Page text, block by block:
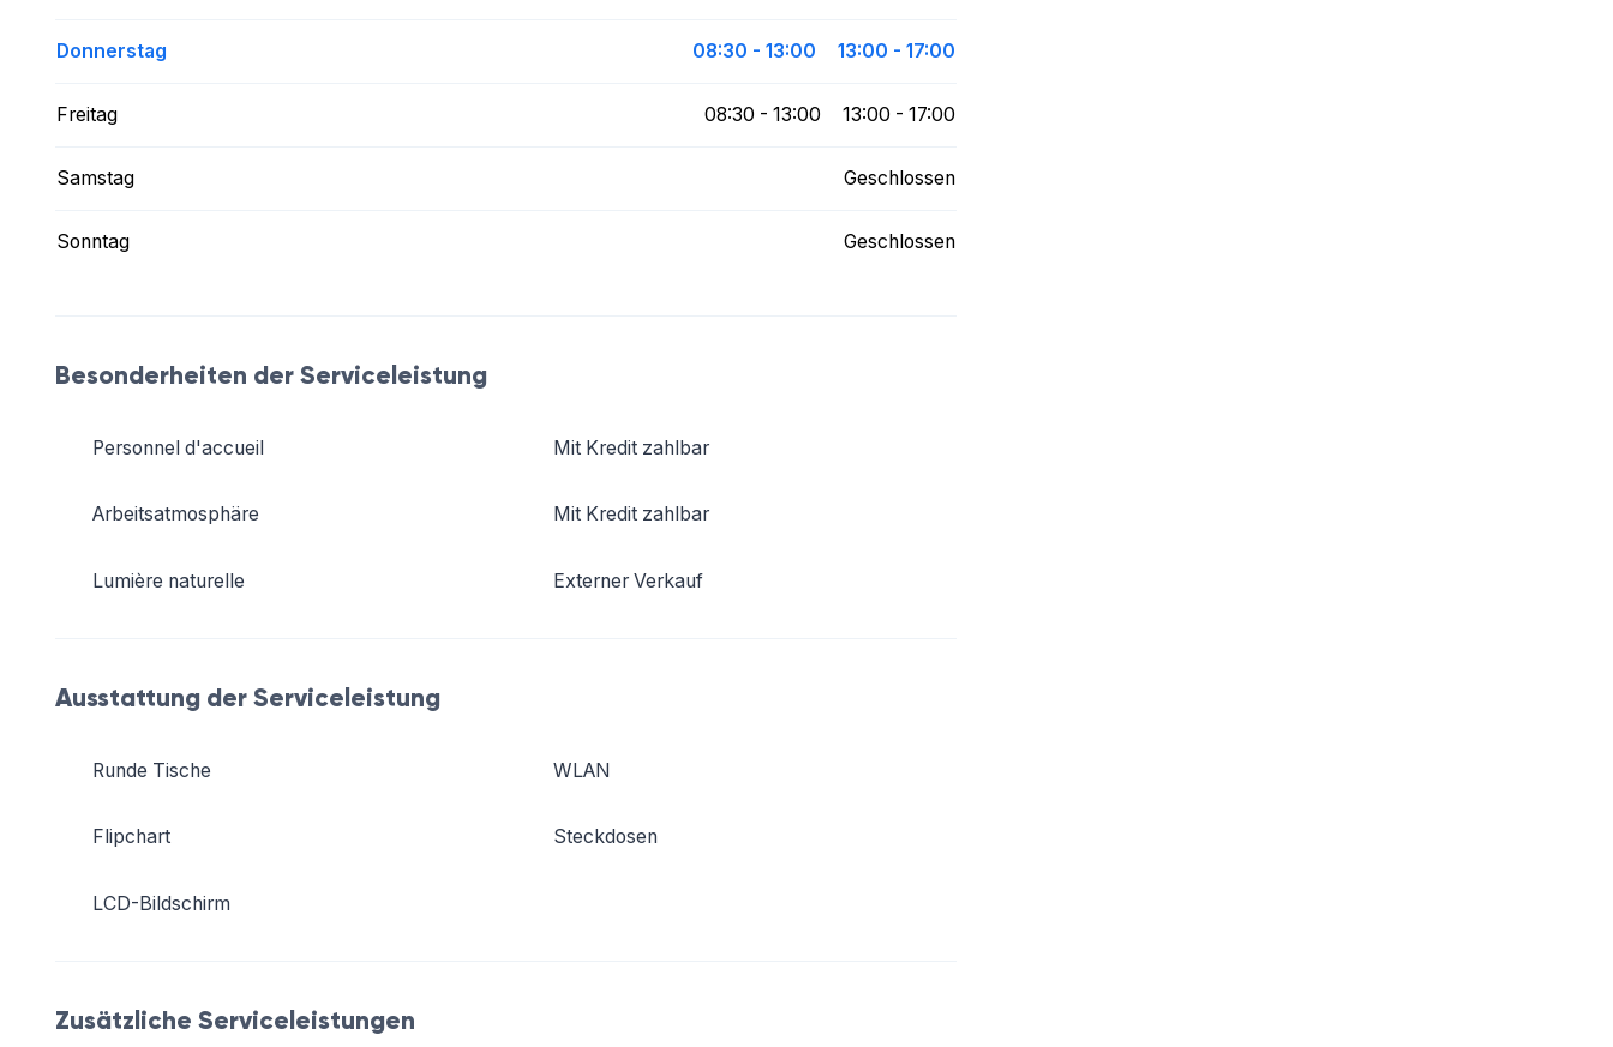
Donnerstag 08:30 - 13:00 13:00 - 17:00
Freitag 08:30 - 13:00 13:00 - 17:00
Samstag Geschlossen
Sonntag Geschlossen
Besonderheiten der Serviceleistung
Personnel d'accueil
Arbeitsatmosphäre
Lumière naturelle
Mit Kredit zahlbar
Mit Kredit zahlbar
Externer Verkauf
Ausstattung der Serviceleistung
Runde Tische
Flipchart
LCD-Bildschirm
WLAN
Steckdosen
Zusätzliche Serviceleistungen